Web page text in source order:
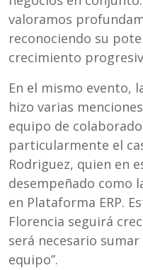
valoramos
reconociendo su
crecimiento
En el mismo evento,
hizo varias
equipo de
particularmente el
Rodriguez, quien en
desempeñado como
en Plataforma ERP.
Florencia seguirá
será necesario
equipo”.